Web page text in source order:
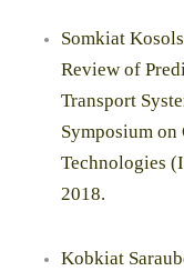
Somkiat
Review of
Transport
Symposium
Technologies
2018.
Kobkiat